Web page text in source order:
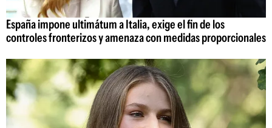
España impone ultimátum a Italia, exige el fin de los
controles fronterizos y amenaza con medidas proporcionales